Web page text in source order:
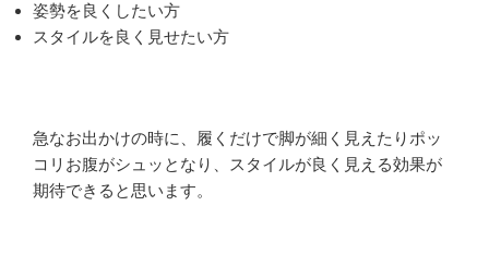
姿勢を良くしたい方
スタイルを良く見せたい方
急なお出かけの時に、履くだけで脚が細く見えたりポッ
コリお腹がシュッとなり、スタイルが良く見える効果が
期待できると思います。